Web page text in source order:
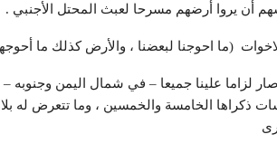
أن يروا أرضهم مسرحا لعبث المحتل الأجنبي .
(ما احوجنا لبعضنا ، والأرض كذلك ما
لزاما علينا جميعا – في شمال اليمن وجنوبه
ذكراها الخامسة والخمسين ، وما تتعرض